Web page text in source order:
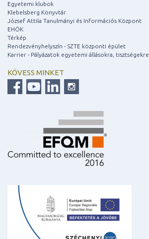
Egyetemi klubok
Klebelsberg Könyvtár
József Attila Tanulmányi és Információs Központ
EHÖK
Térkép
Rendezvényhelyszín - SZTE központi épület
Karrier - Pályázatok egyetemi állásokra, tisztségekre
KÖVESS MINKET